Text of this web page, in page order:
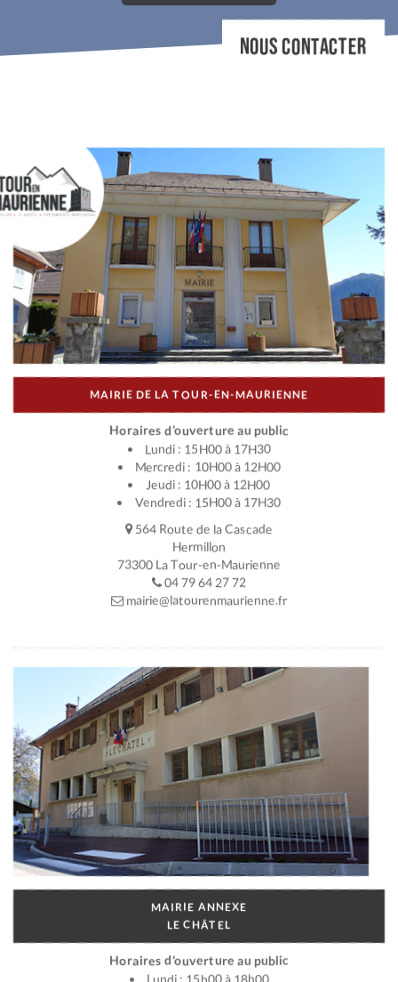
NOUS CONTACTER
MAIRIE DE LA TOUR-EN-MAURIENNE
Horaires d’ouverture au public
Lundi : 15H00 à 17H30
Mercredi : 10H00 à 12H00
Jeudi : 10H00 à 12H00
Vendredi : 15H00 à 17H30
564 Route de la Cascade
Hermillon
73300 La Tour-en-Maurienne
04 79 64 27 72
mairie@latourenmaurienne.fr
MAIRIE ANNEXE
LE CHÂTEL
Horaires d’ouverture au public